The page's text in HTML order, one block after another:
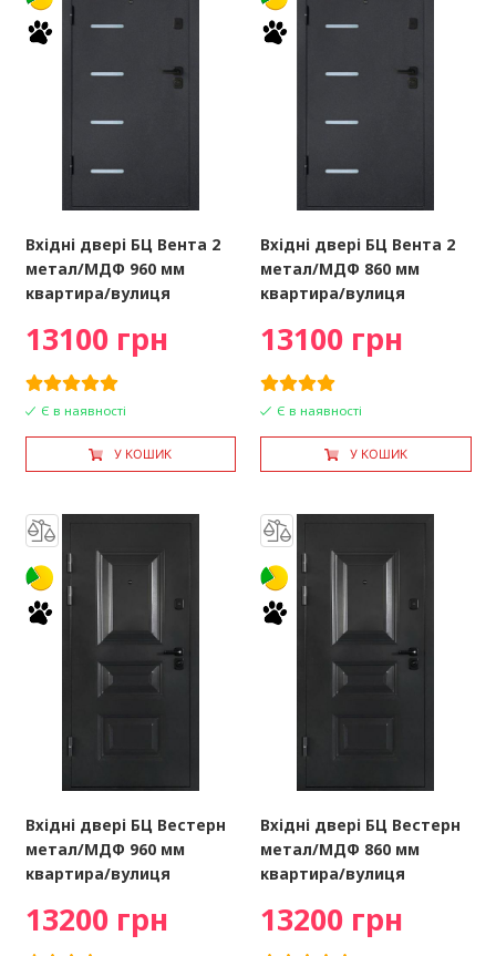
Вхідні двері БЦ Вента 2
метал/МДФ 960 мм
квартира/вулиця
13100 грн
Є в наявності
У КОШИК
Вхідні двері БЦ Вента 2
метал/МДФ 860 мм
квартира/вулиця
13100 грн
Є в наявності
У КОШИК
Вхідні двері БЦ Вестерн
метал/МДФ 960 мм
квартира/вулиця
13200 грн
Вхідні двері БЦ Вестерн
метал/МДФ 860 мм
квартира/вулиця
13200 грн